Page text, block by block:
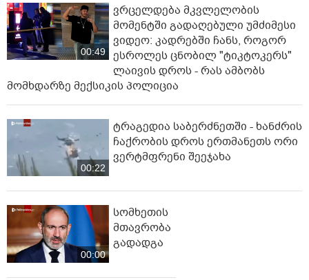
00:49
ვრცელდება მკვლელობის
მომენტში გადაღებული უმძიმესი
ვიდეო: კადრებში ჩანს, როგორ
ესროლეს ცნობილ "ტიკტოკერს"
ლაივის დროს - რას ამბობს
მომხდარზე მექსიკის პოლიცია
00:22
ტრაგედია საბერძნეთში - ხანძრის
ჩაქრობის დროს ერთმანეთს ორი
ვერტმფრენი შეეჯახა
00:00
სომხეთის
მთავრობა
გადადგა